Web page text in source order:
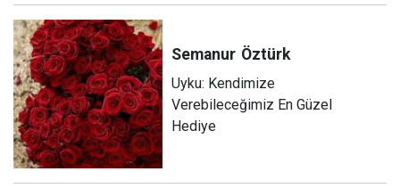
Semanur Öztürk
Uyku: Kendimize
Verebileceğimiz En Güzel
Hediye